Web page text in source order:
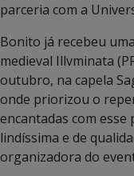
parceria com a
Bonito já recebeu
medieval Illvminata
outubro, na capela
onde priorizou o
encantadas com
lindíssima e de
organizadora do